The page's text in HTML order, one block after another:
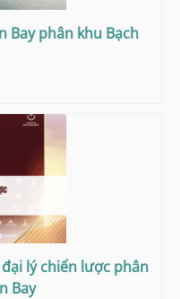
Bay phân khu Bạch
lý chiến lược phân
Bay